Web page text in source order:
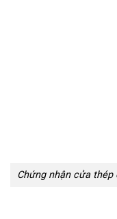
Chứng nhận cửa thép